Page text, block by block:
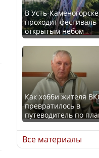
Будут ли
интересы регионов в
Курултае?
Ең төменгі жалақы,
алимент, экология:
партия
нені талқылап
В Усть-Каменогорске
проходит фестиваль
открытым небом
Как хобби жителя
превратилось в
путеводитель по
Все материалы